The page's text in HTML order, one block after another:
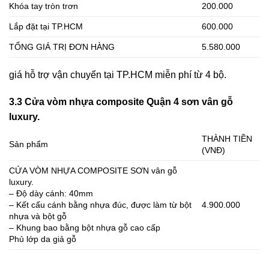
Khóa tay tròn trơn 200.000
Lắp đặt tại TP.HCM 600.000
TỔNG GIÁ TRỊ ĐƠN HÀNG 5.580.000
giá hỗ trợ vận chuyển tại TP.HCM miễn phí từ 4 bộ.
3.3 Cửa vòm nhựa composite Quận 4 sơn vân gỗ
luxury.
Sản phẩm
THÀNH TIỀN
(VNĐ)
CỬA VÒM NHỰA COMPOSITE SƠN vân gỗ
luxury.
– Độ dày cánh: 40mm
– Kết cấu cánh bằng nhựa đúc, được làm từ bột
nhựa và bột gỗ
– Khung bao bằng bột nhựa gỗ cao cấp
Phủ lớp da giả gỗ
4.900.000